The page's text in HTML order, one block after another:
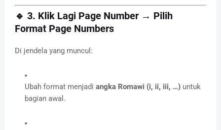
🔹 3. Klik Lagi Page Number → Pilih
Format Page Numbers
Di jendela yang muncul:
Ubah format menjadi angka Romawi (i, ii, iii, …) untuk
bagian awal.